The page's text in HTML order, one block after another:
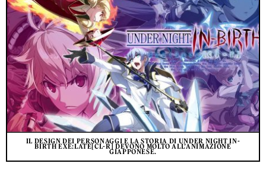
IL DESIGN DEI PERSONAGGI E LA STORIA DI UNDER NIGHT IN-
BIRTH EXE:LATE[CL-R] DEVONO MOLTO ALL’ANIMAZIONE
GIAPPONESE.